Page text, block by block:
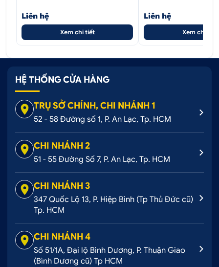
Liên hệ
Xem chi tiết
Liên hệ
Xem chi tiết
HỆ THỐNG CỬA HÀNG
TRỤ SỞ CHÍNH, CHI NHÁNH 1
52 - 58 Đường số 1, P. An Lạc, Tp. HCM
CHI NHÁNH 2
51 - 55 Đường Số 7, P. An Lạc, Tp. HCM
CHI NHÁNH 3
347 Quốc Lộ 13, P. Hiệp Bình (Tp Thủ Đức cũ)
Tp. HCM
CHI NHÁNH 4
Số 51/1A, Đại lộ Bình Dương, P. Thuận Giao
(Bình Dương cũ) Tp HCM